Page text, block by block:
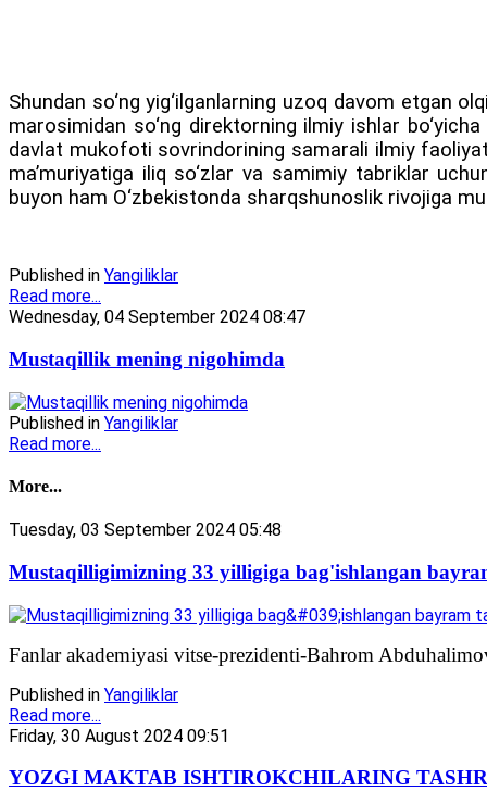
Shundan so‘ng yig‘ilganlarning uzoq davom etgan
marosimidan so‘ng direktorning ilmiy ishlar
davlat mukofoti sovrindorining samarali ilmiy
ma’muriyatiga iliq so‘zlar va samimiy tabriklar
buyon ham O‘zbekistonda sharqshunoslik rivojiga
Published in Yangiliklar
Read more...
Wednesday, 04 September 2024 08:47
Mustaqillik mening nigohimda
Published in Yangiliklar
Read more...
More...
Tuesday, 03 September 2024 05:48
Mustaqilligimizning 33 yilligiga bag'ishlangan
Fanlar akademiyasi vitse-prezidenti-Bahrom
Published in Yangiliklar
Read more...
Friday, 30 August 2024 09:51
YOZGI MAKTAB ISHTIROKCHILARING